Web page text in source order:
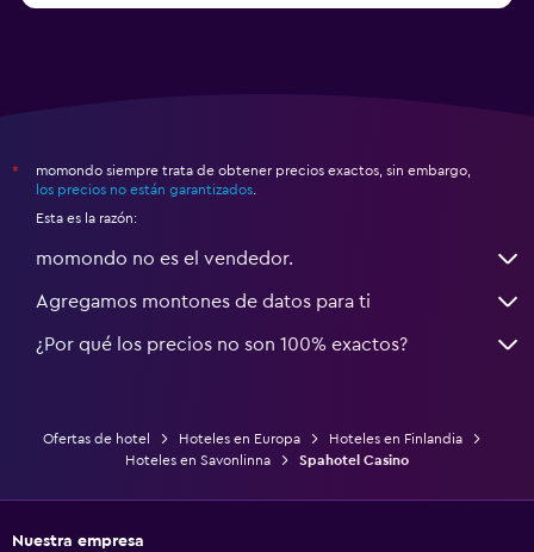
*
momondo siempre trata de obtener precios exactos, sin embargo,
los precios no están garantizados
Esta es la razón:
momondo no es el vendedor.
Agregamos montones de datos para ti
¿Por qué los precios no son 100% exactos?
Ofertas de hotel Hoteles en Europa
Hoteles en Finlandia
Hoteles en Savonlinna
Spahotel Casino
Nuestra empresa